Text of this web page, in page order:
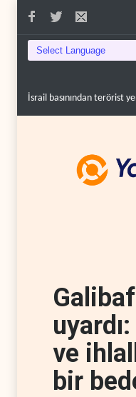
İsrail basınından terörist
ve
bir